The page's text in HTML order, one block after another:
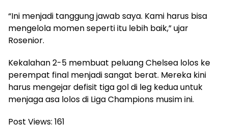
“Ini menjadi tanggung jawab saya. Kami harus bisa
mengelola momen seperti itu lebih baik,” ujar
Rosenior.
Kekalahan 2-5 membuat peluang Chelsea lolos ke
perempat final menjadi sangat berat. Mereka kini
harus mengejar defisit tiga gol di leg kedua untuk
menjaga asa lolos di Liga Champions musim ini.
Post Views: 161